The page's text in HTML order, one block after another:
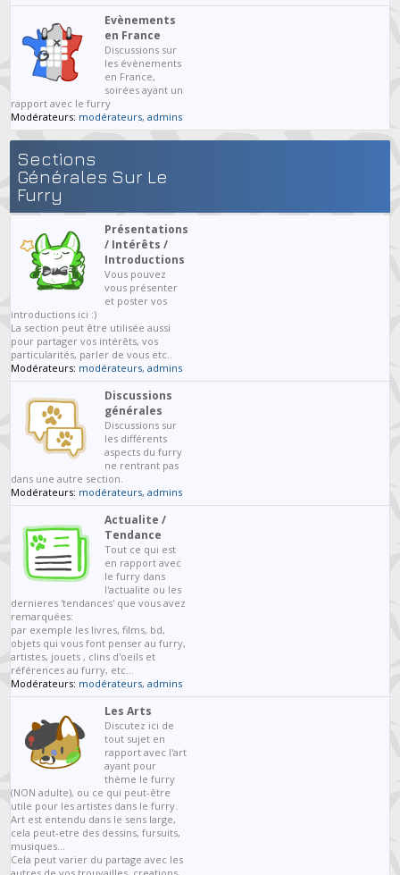
Evènements
en France
Discussions sur
les évènements
en France,
soirées ayant un
rapport avec le furry
Modérateurs: modérateurs,admins
Sections
Générales Sur Le
Furry
Présentations
/ Intérêts /
Introductions
Vous pouvez
vous présenter
et poster vos
introductions ici :)
La section peut être utilisée aussi
pour partager vos intérêts, vos
particularités, parler de vous etc..
Modérateurs: modérateurs,admins
Discussions
générales
Discussions sur
les différents
aspects du furry
ne rentrant pas
dans une autre section.
Modérateurs: modérateurs,admins
Actualite /
Tendance
Tout ce qui est
en rapport avec
le furry dans
l'actualite ou les
dernieres 'tendances' que vous avez
remarquées:
par exemple les livres, films, bd,
objets qui vous font penser au furry,
artistes, jouets , clins d'oeils et
références au furry, etc...
Modérateurs: modérateurs,admins
Les Arts
Discutez ici de
tout sujet en
rapport avec l'art
ayant pour
thème le furry
(NON adulte), ou ce qui peut-être
utile pour les artistes dans le furry.
Art est entendu dans le sens large,
cela peut-etre des dessins, fursuits,
musiques...
Cela peut varier du partage avec les